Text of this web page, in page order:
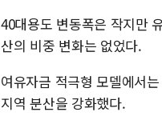
40대용도 변동폭은 작지만
산의 비중 변화는 없었다.
여유자금 적극형 모델에서
지역 분산을 강화했다.